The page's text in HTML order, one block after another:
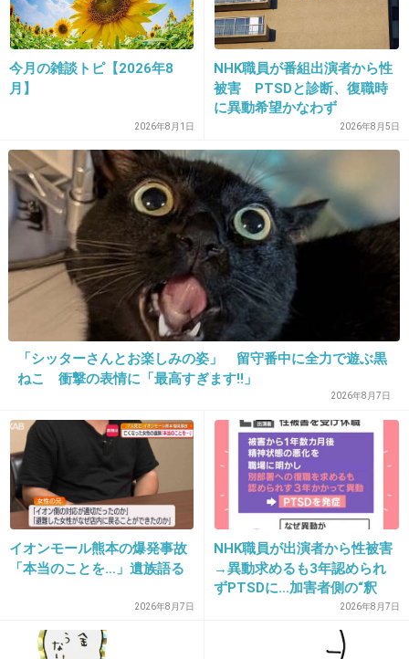
28. 匿名 2019/01/05(土) 14:48:12
芸人として面白い部分はあると思う。
人として、の部分は魅力感じない。
不倫コンビのイメージです。
-7
29. 匿名2019/01/05(土) 14:48:31
お金持ってる男は女遊びするって昔誰か言って
たな
+52
30. 匿名 2019/01/05(土) 14:48:39
加減うざい
どのトピでも浮いてるし空気読めないのかな
+188
31. 匿名2019/01/05(土) 14:49:43
別に奥さんがそれで良いなら
外野が口出すことでもないし
今月の雑談トピ【2026年8
月】
2026年8月1日
NHK職員が番組出演者から性
被害 PTSDと診断、復職時
に異動希望かなわず
2026年8月5日
「シッターさんとお楽しみの姿」 留守番中に全力で遊ぶ黒
ねこ 衝撃の表情に「最高すぎます!!」
2026年8月7日
イオンモール熊本の爆発事故
「本当のことを…」遺族語る
2026年8月7日
NHK職員が出演者から性被害
→異動求めるも3年認められ
ずPTSDに…加害者側の“釈
明”にコラムニスト「納得がい
かない」一方で組織体制の問
2026年8月7日